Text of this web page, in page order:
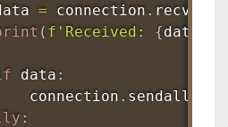
= connection . recv
( f'Received: {data
data :
connection
. sendall
: